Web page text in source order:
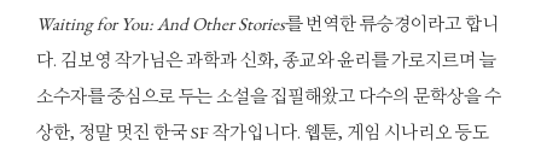
Waiting for You: And Other Stories를 번역한 류승경이라고 합니
다. 김보영 작가님은 과학과 신화, 종교와 윤리를 가로지르며 늘
소수자를 중심으로 두는 소설을 집필해왔고 다수의 문학상을 수
상한, 정말 멋진 한국 SF 작가입니다. 웹툰, 게임 시나리오 등도